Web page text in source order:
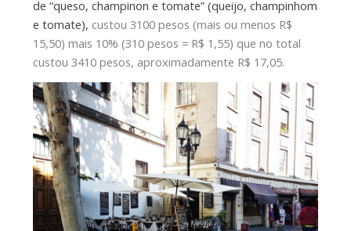
de “queso, champinon e tomate” (queijo, champinhom
e tomate), custou 3100 pesos (mais ou menos R$
15,50) mais 10% (310 pesos = R$ 1,55) que no total
custou 3410 pesos, aproximadamente R$ 17,05.